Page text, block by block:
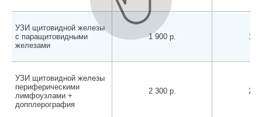
УЗИ щитовидной железы
с паращитовидными
железами
1 900 р. 1
УЗИ щитовидной железы
периферическими
лимфоузлами +
допплерография
2 300 р. 2